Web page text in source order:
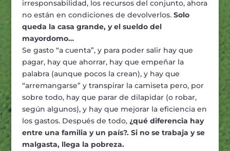
irresponsabilidad, los recursos del conjunto, ahora
no están en condiciones de devolverlos.Solo
queda la casa grande, y el sueldo del
mayordomo…
Se gasto “a cuenta”, y para poder salir hay que
pagar, hay que ahorrar, hay que empeñar la
palabra (aunque pocos la crean), y hay que
“arremangarse” y transpirar la camiseta pero, por
sobre todo, hay que parar de dilapidar (o robar,
según algunos), y hay que mejorar la eficiencia en
los gastos. Después de todo, ¿qué diferencia hay
entre una familia y un país?. Si no se trabaja y se
malgasta, llega la pobreza.